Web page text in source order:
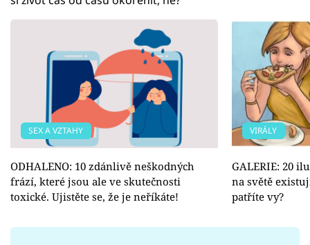
SEX A VZTAHY
ODHALENO: 10 zdánlivě neškodných
frází, které jsou ale ve skutečnosti
toxické. Ujistěte se, že je neříkáte!
VIRÁLY
GALERIE: 20
na světě
patříte vy?